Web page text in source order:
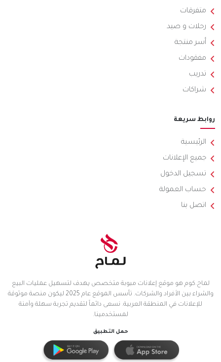
متفرقات
رحلات و صيد
أسر منتجة
مفقودات
تدريب
شراكات
روابط سريعة
الرئيسية
جميع الإعلانات
تسجيل الدخول
حساب العمولة
اتصل بنا
لماح.كوم هو موقع إعلانات مبوبة متخصص يهدف لتسهيل عمليات البيع
والشراء بين الأفراد والشركات. تأسس الموقع عام 2025 ليكون منصة موثوقة
للإعلانات في المنطقة العربية. نسعى دائماً لتقديم تجربة سهلة وآمنة
لمستخدمينا.
حمل التطبيق